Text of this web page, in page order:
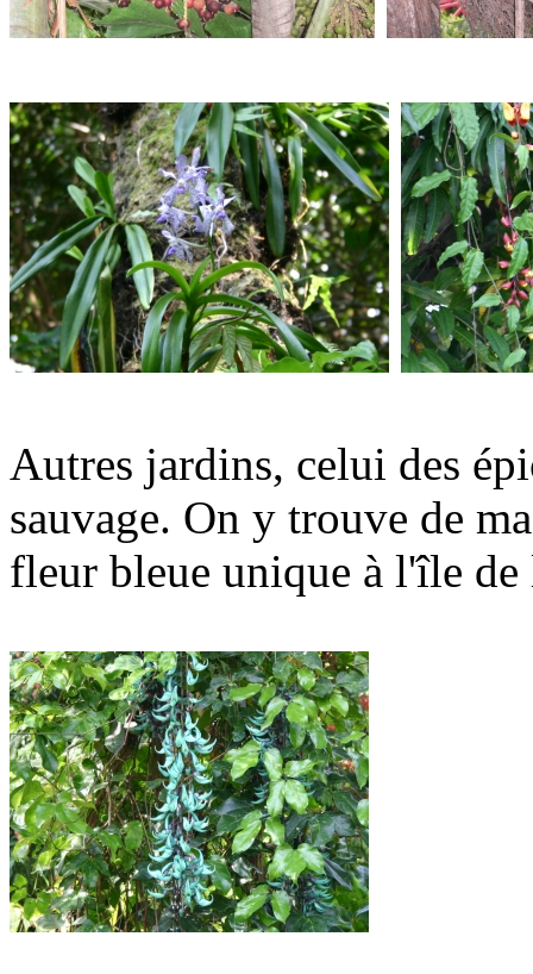
Autres jardins, celui des
sauvage. On y trouve de
fleur bleue unique à l'île